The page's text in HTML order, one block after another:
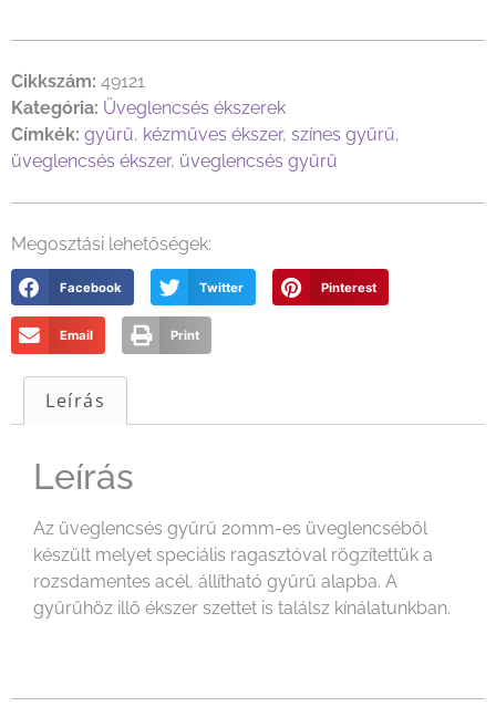
Cikkszám: 49121
Kategória: Üveglencsés ékszerek
Címkék: gyűrű, kézműves ékszer, színes gyűrű,
üveglencsés ékszer, üveglencsés gyűrű
Megosztási lehetőségek:
Facebook Twitter Pinterest
Email Print
Leírás
Leírás
Az üveglencsés gyűrű 20mm-es üveglencséből
készült melyet speciális ragasztóval rögzítettük a
rozsdamentes acél, állítható gyűrű alapba. A
gyűrűhöz illő ékszer szettet is találsz kínálatunkban.